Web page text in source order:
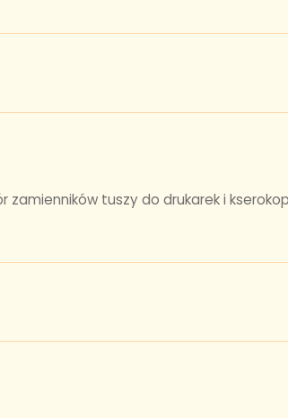
tuszy do drukarek i